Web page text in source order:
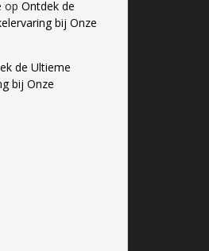
op Ontdek de
bij Onze
de Ultieme
bij Onze